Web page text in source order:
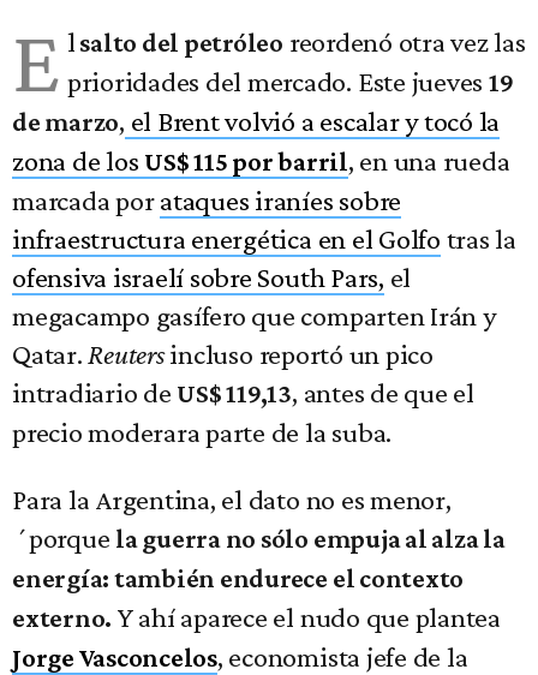
E l salto del petróleo reordenó otra vez las
prioridades del mercado. Este jueves 19
de marzo, el Brent volvió a escalar y tocó la
zona de los US$ 115 por barril, en una rueda
marcada porataques iraníes sobre
infraestructura energética en el Golfo tras la
ofensiva israelí sobre South Pars, el
megacampo gasífero que comparten Irán y
Qatar. Reutersincluso reportó un pico
intradiario de US$ 119,13, antes de que el
precio moderara parte de la suba.
Para la Argentina, el dato no es menor,
´porque la guerra no sólo empuja al alza la
energía: también endurece el contexto
externo. Y ahí aparece el nudo que plantea
Jorge Vasconcelos, economista jefe de la